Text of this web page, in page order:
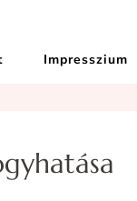
Impresszium